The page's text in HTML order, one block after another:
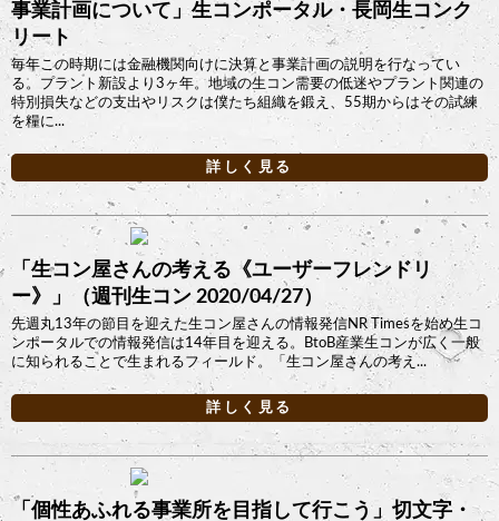
事業計画について」生コンポータル・長岡生コンク
リート
毎年この時期には金融機関向けに決算と事業計画の説明を行なってい
る。プラント新設より3ヶ年。地域の生コン需要の低迷やプラント関連の
特別損失などの支出やリスクは僕たち組織を鍛え、55期からはその試練
を糧に...
詳しく見る
「生コン屋さんの考える《ユーザーフレンドリ
ー》」（週刊生コン 2020/04/27）
先週丸13年の節目を迎えた生コン屋さんの情報発信NR Timesを始め生コ
ンポータルでの情報発信は14年目を迎える。BtoB産業生コンが広く一般
に知られることで生まれるフィールド。「生コン屋さんの考え...
詳しく見る
「個性あふれる事業所を目指して行こう」切文字・